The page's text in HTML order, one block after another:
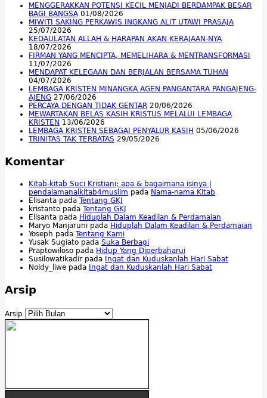
MENGGERAKKAN POTENSI KECIL MENJADI BERDAMPAK BESAR
BAGI BANGSA 01/08/2026
MIWITI SAKING PERKAWIS INGKANG ALIT UTAWI PRASAJA
25/07/2026
KEDAULATAN ALLAH & HARAPAN AKAN KERAJAAN-NYA
18/07/2026
FIRMAN YANG MENCIPTA, MEMELIHARA & MENTRANSFORMASI
11/07/2026
MENDAPAT KELEGAAN DAN BERJALAN BERSAMA TUHAN
04/07/2026
LEMBAGA KRISTEN MINANGKA AGEN PANGANTARA PANGAJENG-
AJENG 27/06/2026
PERCAYA DENGAN TIDAK GENTAR 20/06/2026
MEWARTAKAN BELAS KASIH KRISTUS MELALUI LEMBAGA
KRISTEN 13/06/2026
LEMBAGA KRISTEN SEBAGAI PENYALUR KASIH 05/06/2026
TRINITAS TAK TERBATAS 29/05/2026
Komentar
Kitab-kitab Suci Kristiani; apa & bagaimana isinya |
pendalamanalkitab4muslim pada Nama-nama Kitab
Elisanta pada Tentang GKJ
kristanto pada Tentang GKJ
Elisanta pada Hiduplah Dalam Keadilan & Perdamaian
Maryo Manjaruni pada Hiduplah Dalam Keadilan & Perdamaian
Yoseph pada Tentang Kami
Yusak Sugiato pada Suka Berbagi
Praptowiloso pada Hidup Yang Diperbaharui
Susilowatikadir pada Ingat dan Kuduskanlah Hari Sabat
Noldy_liwe pada Ingat dan Kuduskanlah Hari Sabat
Arsip
Arsip